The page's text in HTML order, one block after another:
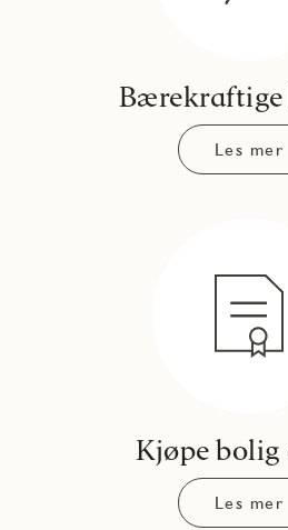
Les mer
Kjøpe bolig
Les mer